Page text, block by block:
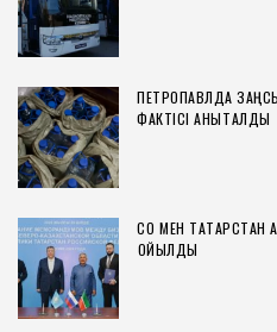
ПЕТРОПАВЛДА
ФАКТІСІ АНЫҚТАЛДЫ
СҚО МЕН ТАТАРСТАН
ҚОЙЫЛДЫ